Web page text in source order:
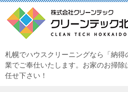
札幌でハウスクリーニングなら「納
業でご奉仕いたします。お家のお掃
任せ下さい！